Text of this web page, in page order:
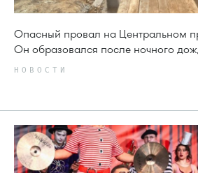
Опасный провал на Центральном
Он образовался после ночного
НОВОСТИ